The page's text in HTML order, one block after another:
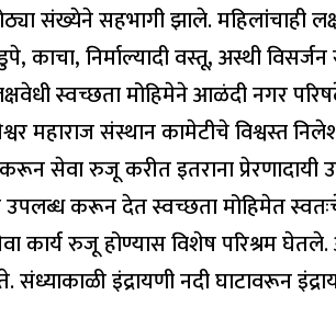
संख्येने सहभागी झाले. महिलांचाही
काचा, निर्माल्यादी वस्तू, अस्थी
स्वच्छता मोहिमेने आळंदी नगर
महाराज संस्थान कामेटीचे विश्वस्त
करून सेवा रुजू करीत इतराना
उपलब्ध करून देत स्वच्छता मोहिमेत
कार्य रुजू होण्यास विशेष परिश्रम
इंद्रायणी नदी घाटावरून